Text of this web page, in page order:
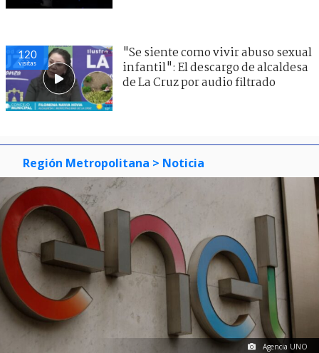
120
visitas
"Se siente como vivir abuso sexual
infantil": El descargo de alcaldesa
de La Cruz por audio filtrado
Región Metropolitana > Noticia
Agencia UNO